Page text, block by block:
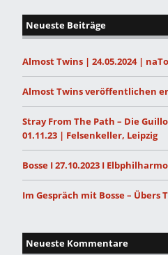
Neueste Beiträge
Almost Twins | 24.05.2024 |
Almost Twins veröffentlichen
Stray From The Path – Die
01.11.23 | Felsenkeller, Leipzig
Bosse I 27.10.2023 I
Im Gespräch mit Bosse – Übers
Neueste Kommentare